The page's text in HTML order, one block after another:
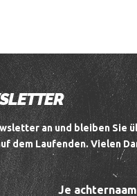
an und bleiben Sie
dem Laufenden.Vielen
Je achternaam